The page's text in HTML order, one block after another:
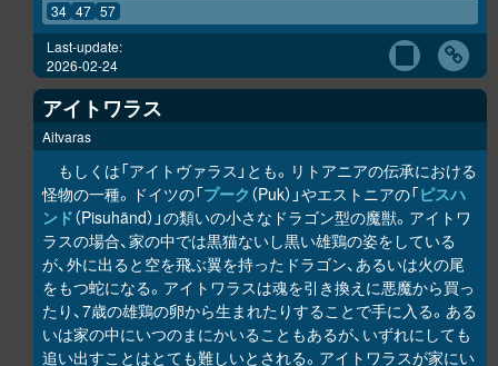
34 47 57
Last-update:
2026-02-24
アイトワラス
Aitvaras
もしくは「アイトヴァラス」とも。リトアニアの伝承における
怪物の一種。ドイツの「プーク （Puk）」やエストニアの「ピスハ
ンド（Pisuhänd）」の類いの小さなドラゴン型の魔獣。アイトワ
ラスの場合、家の中では黒猫ないし黒い雄鶏の姿をしている
が、外に出ると空を飛ぶ翼を持ったドラゴン、あるいは火の尾
をもつ蛇になる。アイトワラスは魂を引き換えに悪魔から買っ
たり、7歳の雄鶏の卵から生まれたりすることで手に入る。ある
いは家の中にいつのまにかいることもあるが、いずれにしても
追い出すことはとても難しいとされる。アイトワラスが家にい